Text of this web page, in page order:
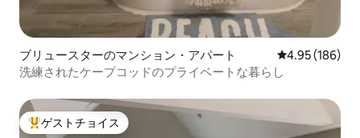
ブリュースターのマンション・アパート レビュー186
4.95 (186)
洗練されたケープコッドのプライベートな暮らし
大好評のゲストチョイスです。
ゲストチョイス